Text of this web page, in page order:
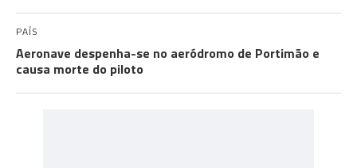
PAÍS
Aeronave despenha-se no aeródromo de Portimão e
causa morte do piloto